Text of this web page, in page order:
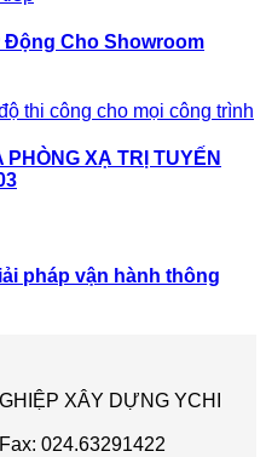
Cho Showroom
PHÒNG XẠ TRỊ TUYẾN
pháp vận hành thông
XÂY DỰNG YCHI
024.63291422